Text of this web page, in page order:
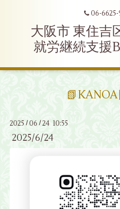
06-6625-
大阪市 東住吉
就労継続支援
📗KANOA
2025 /06 /24 10:55
2025/6/24